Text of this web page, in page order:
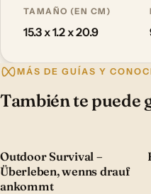
TAMAÑO (EN CM)
15.3 x 1.2 x 20.9
MÁS DE GUÍAS Y
También te puede
Outdoor Survival –
Überleben, wenns drauf
ankommt